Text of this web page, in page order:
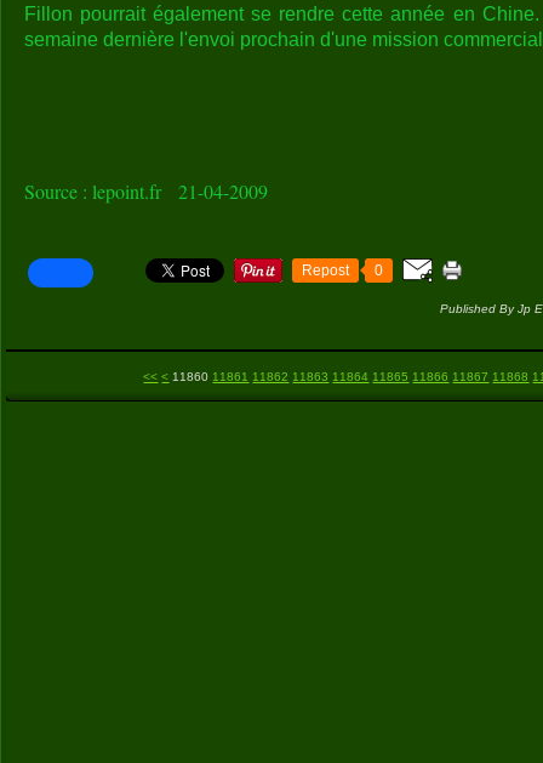
Fillon pourrait également se rendre cette année en
semaine dernière l'envoi prochain d'une mission
Source : lepoint.fr 21-04-2009
Repost 0
Published By Jp
<< < 11800
11810
11820
11830
11840
11850
11860 11861 11862 11863 11864 11865 11866 11867 11868